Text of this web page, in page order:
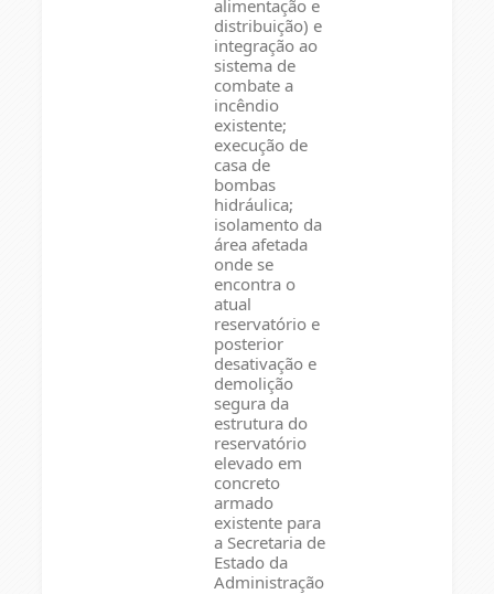
alimentação e
distribuição) e
integração ao
sistema de
combate a
incêndio
existente;
execução de
casa de
bombas
hidráulica;
isolamento da
área afetada
onde se
encontra o
atual
reservatório e
posterior
desativação e
demolição
segura da
estrutura do
reservatório
elevado em
concreto
armado
existente para
a Secretaria de
Estado da
Administração